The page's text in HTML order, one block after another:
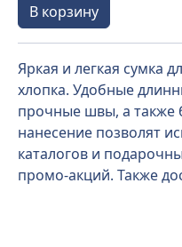
В корзину
Яркая и легкая сумка
хлопка. Удобные
прочные швы, а
нанесение позволят
каталогов и
промо-акций. Также